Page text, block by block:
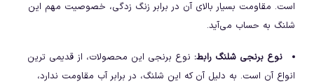
است. مقاومت بسیار بالای آن در برابر زنگ زدگی، خصوصیت مهم این
شلنگ به حساب می‌آید.
نوع برنجی شلنگ رابط: نوع برنجی این محصولات، از قدیمی ترین
انواع آن است. به دلیل آن که این شلنگ، در برابر آب مقاومت ندارد،